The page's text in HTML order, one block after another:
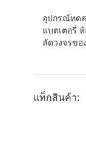
อุปกรณ์ทด
แบตเตอรี่
ลัดวงจรขอ
แท็กสินค้า: